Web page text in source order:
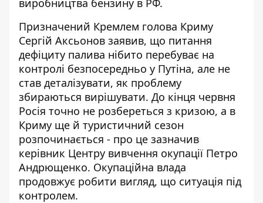
виробництва бензину в РФ.
Призначений Кремлем голова Криму
Сергій Аксьонов заявив, що питання
дефіциту палива нібито перебуває на
контролі безпосередньо у Путіна, але не
став деталізувати, як проблему
збираються вирішувати. До кінця червня
Росія точно не розбереться з кризою, а в
Криму ще й туристичний сезон
розпочинається - про це зазначив
керівник Центру вивчення окупації Петро
Андрющенко. Окупаційна влада
продовжує робити вигляд, що ситуація під
контролем.